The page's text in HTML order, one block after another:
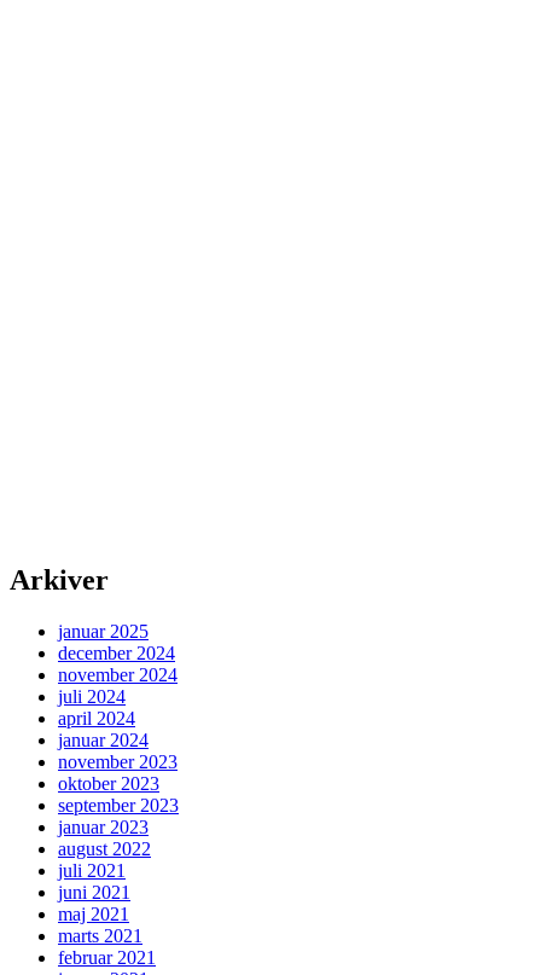
Arkiver
januar 2025
december 2024
november 2024
juli 2024
april 2024
januar 2024
november 2023
oktober 2023
september 2023
januar 2023
august 2022
juli 2021
juni 2021
maj 2021
marts 2021
februar 2021